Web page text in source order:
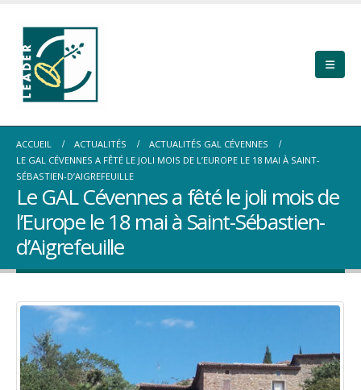
ACCUEIL ACTUALITÉS
ACTUALITÉS GAL CÉVENNES
LE GAL CÉVENNES A FÊTÉ LE JOLI MOIS DE L’EUROPE LE 18 MAI À SAINT-
SÉBASTIEN-D’AIGREFEUILLE
Le GAL Cévennes a fêté le joli mois de
l’Europe le 18 mai à Saint-Sébastien-
d’Aigrefeuille